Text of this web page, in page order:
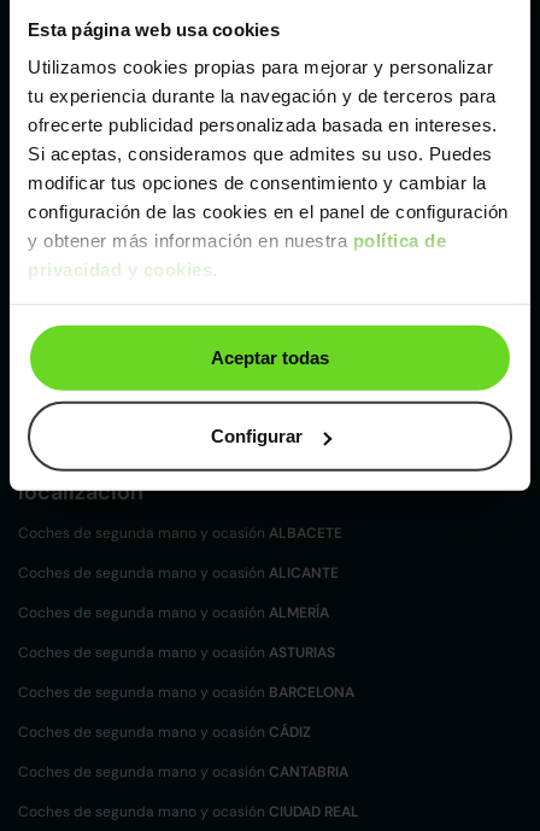
Esta página web usa cookies
Utilizamos cookies propias para mejorar y personalizar
tu experiencia durante la navegación y de terceros para
ofrecerte publicidad personalizada basada en intereses.
Si aceptas, consideramos que admites su uso. Puedes
modificar tus opciones de consentimiento y cambiar la
configuración de las cookies en el panel de configuración
y obtener más información en nuestra política de
privacidad y cookies.
Aceptar todas
Configurar
Málaga
Valencia
Zaragoza
Ver Audi A3 de segunda mano y ocasión
Audi A3 de segunda mano y ocasión
Coches desegunda mano y ocasión por
localización
Coches de segunda mano y ocasión ALBACETE
Coches de segunda mano y ocasión ALICANTE
Coches de segunda mano y ocasión ALMERÍA
Coches de segunda mano y ocasión ASTURIAS
Coches de segunda mano y ocasión BARCELONA
Coches de segunda mano y ocasión CÁDIZ
Coches de segunda mano y ocasión CANTABRIA
Coches de segunda mano y ocasión CIUDAD REAL